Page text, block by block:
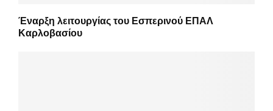
Έναρξη λειτουργίας του Εσπερινού ΕΠΑΛ
Καρλοβασίου